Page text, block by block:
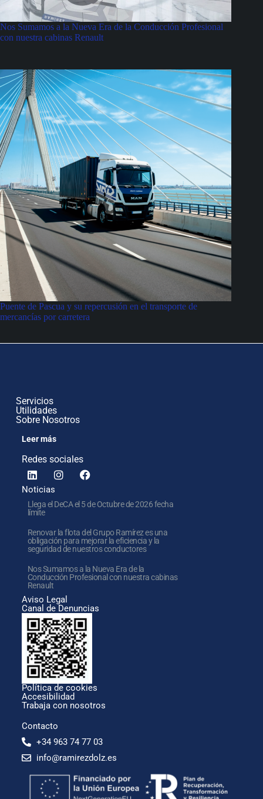
Nos Sumamos a la Nueva Era de la Conducción Profesional
con nuestra cabinas Renault
Puente de Pascua y su repercusión en el transporte de
mercancías por carretera
Servicios
Utilidades
Sobre Nosotros
Leer más
Redes sociales
Noticias
Llega el DeCA el 5 de Octubre de 2026 fecha
límite
Renovar la flota del Grupo Ramírez es una
obligación para mejorar la eficiencia y la
seguridad de nuestros conductores
Nos Sumamos a la Nueva Era de la
Conducción Profesional con nuestra cabinas
Renault
Aviso Legal
Canal de Denuncias
Política de cookies
Accesibilidad
Trabaja con nosotros
Contacto
+34 963 74 77 03
info@ramirezdolz.es